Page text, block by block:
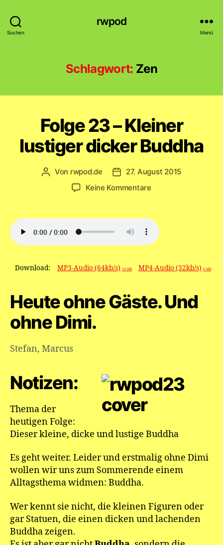
Suchen
rwpod
Menü
Schlagwort: Zen
Folge 23 – Kleiner
lustiger dicker Buddha
Beitragsautor
Von rwpod.de Veröffentlichungsdatum
27. August 2015
Keine Kommentarezu
–
Kleiner
lustiger
Buddha
Download: MP3-Audio (64kb/s) 10 MB MP4-Audio (32kb/s) 6 MB
Heute ohne Gäste. Und
ohne Dimi.
Stefan, Marcus
Notizen:
Thema der
heutigen Folge:
Dieser kleine, dicke und lustige Buddha
Es geht weiter. Leider und erstmalig ohne Dimi
wollen wir uns zum Sommerende einem
Alltagsthema widmen: Buddha.
Wer kennt sie nicht, die kleinen Figuren oder
gar Statuen, die einen dicken und lachenden
Buddha zeigen.